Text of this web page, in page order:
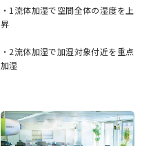
・1流体加湿で空間全体の湿度を上
昇
・2流体加湿で加湿対象付近を重点
加湿